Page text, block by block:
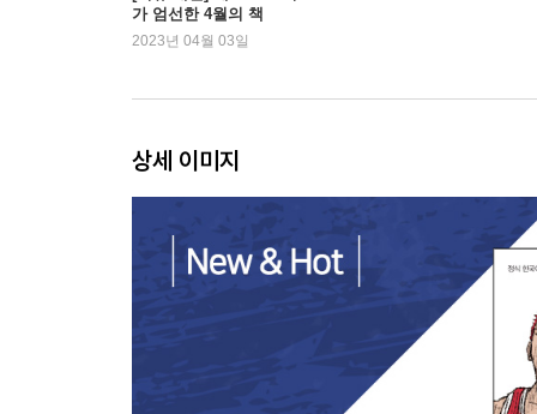
가 엄선한 4월의 책
2023년 04월 03일
상세 이미지